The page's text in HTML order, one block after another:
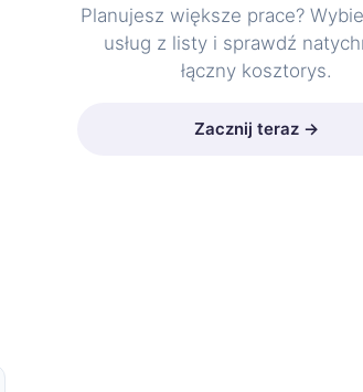
Planujesz większe prace?
usług z listy i sprawdź
łączny kosztorys.
Zacznij teraz →